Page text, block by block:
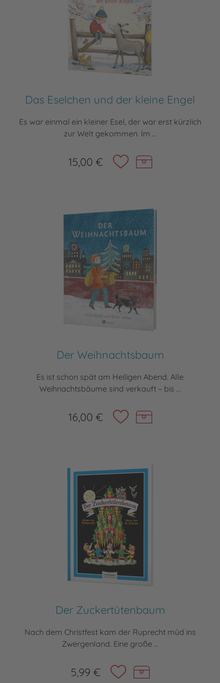
Das Eselchen und der kleine Engel
Es war einmal ein kleiner Esel, der war erst kürzlich
zur Welt gekommen. Im ...
15,00 €
Der Weihnachtsbaum
Es ist schon spät am Heiligen Abend. Alle
Weihnachtsbäume sind verkauft – bis ...
16,00 €
Der Zuckertütenbaum
Nach dem Christfest kam der Ruprecht müd ins
Zwergenland. Eine große ...
5,99 €